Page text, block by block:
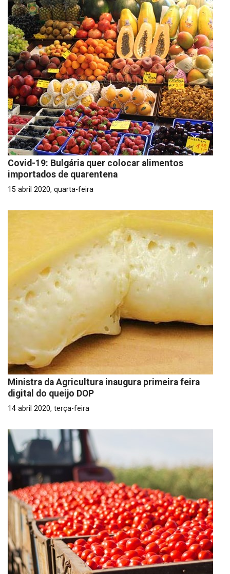
Covid-19: Bulgária quer colocar alimentos
importados de quarentena
15 abril 2020, quarta-feira
Ministra da Agricultura inaugura primeira feira
digital do queijo DOP
14 abril 2020, terça-feira